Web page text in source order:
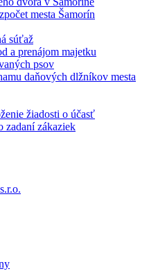
mesta Šamorín
súťaž
a prenájom majetku
psov
daňových dlžníkov mesta
žiadosti o účasť
zadaní zákaziek